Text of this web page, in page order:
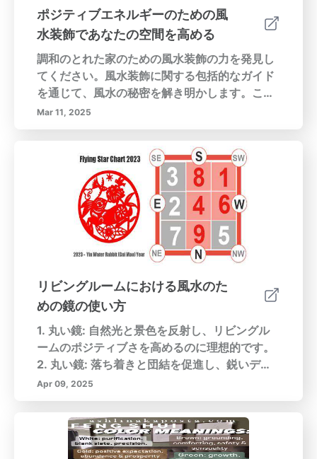
タルヘルスへの利点マインドフルネス瞑想が不
安、うつ病、慢性疼痛の症状をどのように軽減
できるかを明らかにし、感情的な回復力を促進
し、人生の挑戦に対するバランスの取れた視点
を提供します。日常生活への実用的な統合マイ
ンドフルネスを日常のルーチンに取り入れる簡
単な方法を学び、マインドフルブリージングや
日常活動に瞑想を組み入れることができる多様
なアプリやオンラインリソースにサポートされ
ています。一般的な挑戦を克服するマインドフ
ルネス瞑想を始める際に直面する典型的な障害
を解決し、集中力の欠如や実践についての誤解
を含んで、思いやりと忍耐をもってマインドフ
ルネスに取り組む手助けをします。色で感情的
な認識を高めるマインドフルネスや風水におけ
る色の重要性を探求し、特に赤の活力を与え、
心を落ち着かせる効果が感情的な認識やコミュ
ニティ感覚を促進するために効果的に使用され
ることができます。今日、メンタルクリアネス
と感情的健康を向上させるためにマインドフル
ネス運動に参加してください！技術だけでな
く、より健康で、より現実的な自分を育むライ
フスタイルの選択を受け入れましょう。
ポジティブエネルギーのための風
水装飾であなたの空間を高める
調和のとれた家のための風水装飾の力を発見し
てください。風水装飾に関する包括的なガイド
を通じて、風水の秘密を解き明かします。この
古代中国の実践の原則を掘り下げ、私たちの環
境と幸福との深い関連性を強調します。風水ド
ラゴン、笑う仏、金運猫などの強力なシンボル
の重要性から、クリスタルや植物の変革的な特
性まで、これらの装飾品を戦略的に選び、配置
して、あなたの生活にポジティブさを高める方
法を学びましょう。エネルギーの流れを支配す
る基本的な原則と要素を理解して、風水を家庭
に取り入れる技術をマスターしてください。装
飾品の選択における色と素材の重要性を探るこ
とで、バグアマップを用いて最適な結果のため
にスペースを調整する方法を発見します。整理
された環境を維持して、風水の装飾品の利益を
最大限に活用し、定期的にそれらを浄化してエ
ネルギーが活力を保つようにしてください。あ
なたの空間を調和と栄えの聖域に変え、健康で
繁栄したライフスタイルを促進しましょう。今
日、風水装飾の世界を探探し始めて、家にバラ
ンスのとれた雰囲気を作り始めましょう！
Mar 11, 2025
リビングルームにおける風水のた
めの鏡の使い方
1. 丸い鏡: 自然光と景色を反射し、リビングル
ームのポジティブさを高めるのに理想的です。
2. 丸い鏡: 落ち着きと団結を促進し、鋭いデザ
インを和らげ、安らぎをもたらします。 3. 四角
および長方形の鏡: 安定性と基盤を象徴し、柔
らかい装飾とのバランスを完璧に取ることがで
きます。 4. ビンテージミラー: キャラクターと
魅力を加え、部屋全体のエネルギーに寄与しま
Apr 09, 2025